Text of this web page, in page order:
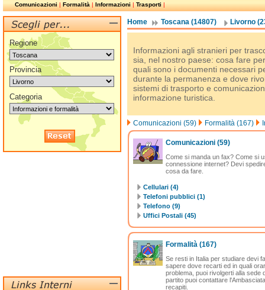
Comunicazioni|Formalità|Informazioni|Trasporti|
Home Toscana (14807) Livorno
Informazioni agli stranieri per
sia, nel nostro paese: cosa fare
quali sono i documenti necessari
durante la permanenza e dove
sistemi di trasporto e
informazione turistica.
Comunicazioni (59) Formalità (167)
Comunicazioni (59)
Come si manda un fax? Come si
connessione internet? Devi
cosa da fare.
Cellulari (4)
Telefoni pubblici (1)
Telefono (9)
Uffici Postali (45)
Formalità (167)
Se resti in Italia per studiare devi
sapere dove recarti ed in quali
problema, puoi rivolgerti alla sede
partito puoi contattare
recapiti.
Regione
Provincia
Categoria